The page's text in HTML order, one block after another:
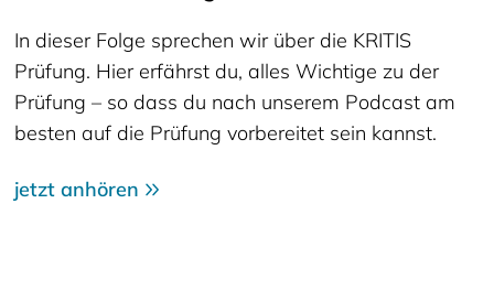
In dieser Folge sprechen wir über die KRITIS
Prüfung. Hier erfährst du, alles Wichtige zu der
Prüfung – so dass du nach unserem Podcast am
besten auf die Prüfung vorbereitet sein kannst.
jetzt anhören